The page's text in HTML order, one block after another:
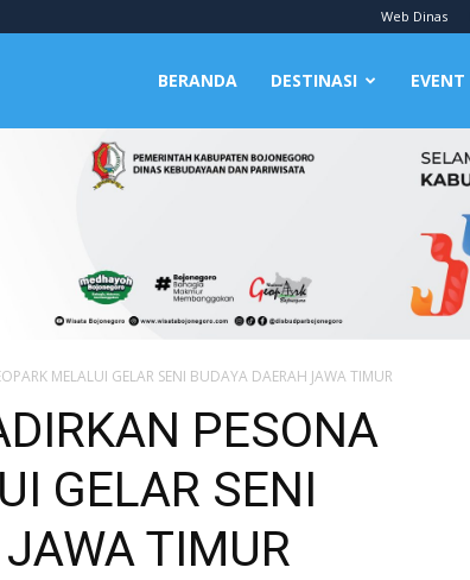
Web Dinas
BERANDA DESTINASI EVENT
MELALUI GELAR SENI BUDAYA DAERAH JAWA TIMUR
PESONA
GELAR SENI
TIMUR